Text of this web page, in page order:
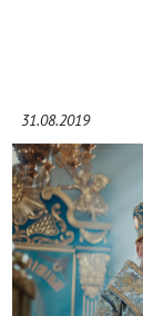
31.08.2019